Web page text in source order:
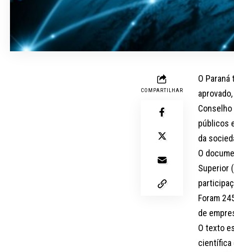
COMPARTILHAR
O
públicos
da
O
Superior
Foram
de
O texto
científica